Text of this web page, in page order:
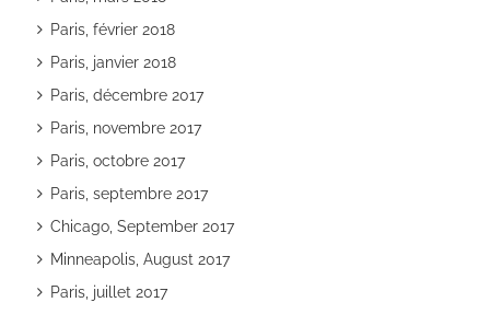
Paris, février 2018
Paris, janvier 2018
Paris, décembre 2017
Paris, novembre 2017
Paris, octobre 2017
Paris, septembre 2017
Chicago, September 2017
Minneapolis, August 2017
Paris, juillet 2017